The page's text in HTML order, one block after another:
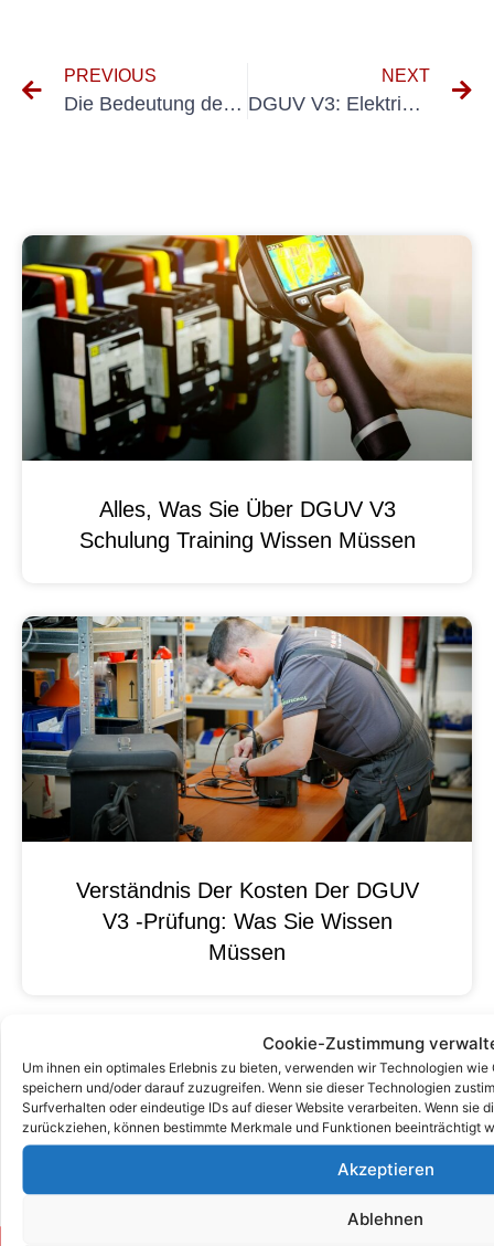
Cookie-Zustimmung
Um ihnen ein optimales Erlebnis zu bieten, verwenden wir Technologien
speichern und/oder darauf zuzugreifen. Wenn sie dieser Technologien
Surfverhalten oder eindeutige IDs auf dieser Website verarbeiten. Wenn sie
zurückziehen, können bestimmte Merkmale und Funktionen beeinträchtigt
Akzeptieren
Ablehnen
PREVIOUS
Die Bedeutung der Prüfung tragbarer elektrischer Geräte: Prüfung ortsveränderlicher Betriebsmittel verstehen
NEXT
DGUV V3: Elektrische Sicherheitsvorschriften am Arbeitsplatz verstehen
Alles, Was Sie Über DGUV V3
Schulung Training Wissen Müssen
Verständnis Der Kosten Der DGUV
V3 -Prüfung: Was Sie Wissen
Müssen